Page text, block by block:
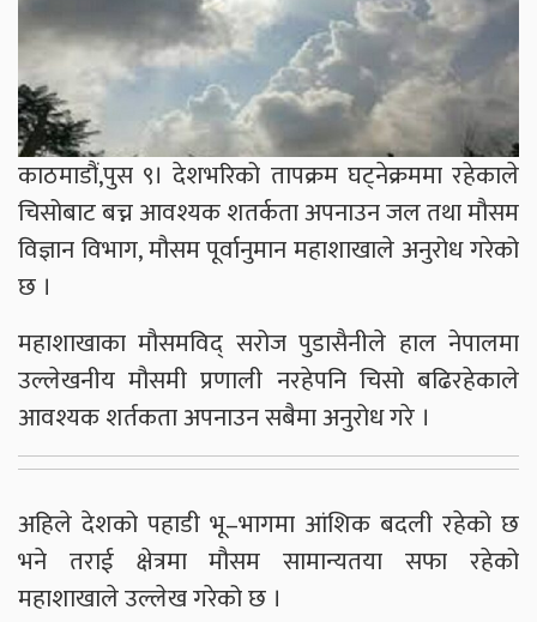
काठमाडौं,पुस ९। देशभरिको तापक्रम घट्नेक्रममा रहेकाले
चिसोबाट बच्न आवश्यक शतर्कता अपनाउन जल तथा मौसम
विज्ञान विभाग, मौसम पूर्वानुमान महाशाखाले अनुरोध गरेको
छ ।
महाशाखाका मौसमविद् सरोज पुडासैनीले हाल नेपालमा
उल्लेखनीय मौसमी प्रणाली नरहेपनि चिसो बढिरहेकाले
आवश्यक शर्तकता अपनाउन सबैमा अनुरोध गरे ।
अहिले देशको पहाडी भू–भागमा आंशिक बदली रहेको छ
भने तराई क्षेत्रमा मौसम सामान्यतया सफा रहेको
महाशाखाले उल्लेख गरेको छ ।